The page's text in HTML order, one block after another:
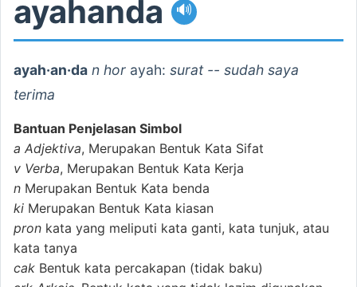
ayahanda 🔊
ayah·an·da n hor ayah: surat -- sudah saya
terima
Bantuan Penjelasan Simbol
a Adjektiva, Merupakan Bentuk Kata Sifat
v Verba, Merupakan Bentuk Kata Kerja
n Merupakan Bentuk Kata benda
ki Merupakan Bentuk Kata kiasan
pron kata yang meliputi kata ganti, kata tunjuk, atau
kata tanya
cak Bentuk kata percakapan (tidak baku)